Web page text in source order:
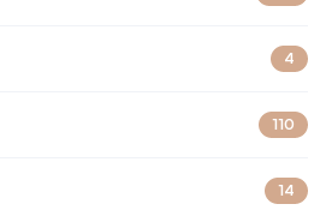
4
110
14